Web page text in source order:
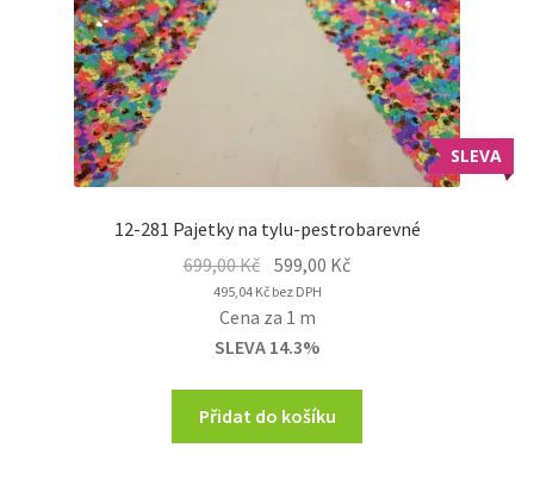
SLEVA
12-281 Pajetky na tylu-pestrobarevné
699,00Kč Original
price
was:
699,00 Kč.
599,00 KčCurrent
495,04 Kčbez DPH
Cena za 1 m
SLEVA 14.3%
Přidat do košíku